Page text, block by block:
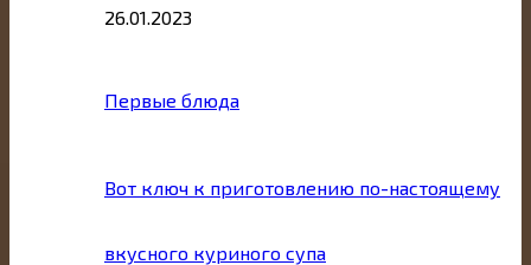
26.01.2023
Первые блюда
Вот ключ к приготовлению по-настоящему
вкусного куриного супа